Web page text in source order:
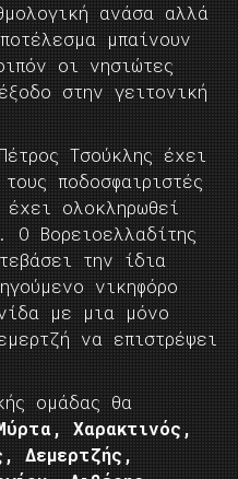
ανάσα αλλά
μπαίνουν
οι νησιώτες
στην γειτονική
Τσούκλης έχει
ποδοσφαιριστές
ολοκληρωθεί
Ο Βορειοελλαδίτης
την ίδια
νικηφόρο
με μια μόνο
να επιστρέψει
ομάδας θα
Χαρακτινός,
Δεμερτζής,